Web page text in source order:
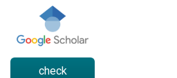
check